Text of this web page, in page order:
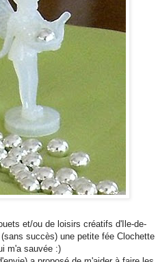
et/ou de loisirs créatifs d'Ile-de-
succès) une petite fée Clochette
m'a sauvée :)